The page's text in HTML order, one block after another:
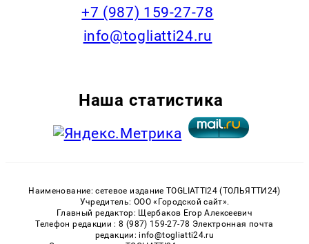
+7 (987) 159-27-78
info@togliatti24.ru
Наша статистика
Наименование: сетевое издание TOGLIATTI24 (ТОЛЬЯТТИ24)
Учредитель: ООО «Городской сайт».
Главный редактор: Щербаков Егор Алексеевич
Телефон редакции : 8 (987) 159-27-78 Электронная почта
редакции: info@togliatti24.ru